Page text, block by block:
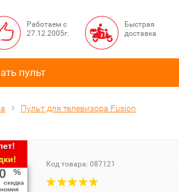
Работаем с
27.12.2005г.
Быстрая
доставка
пульт
Пульт для телевизора Fusion
%
скидка
Код товара: 087121